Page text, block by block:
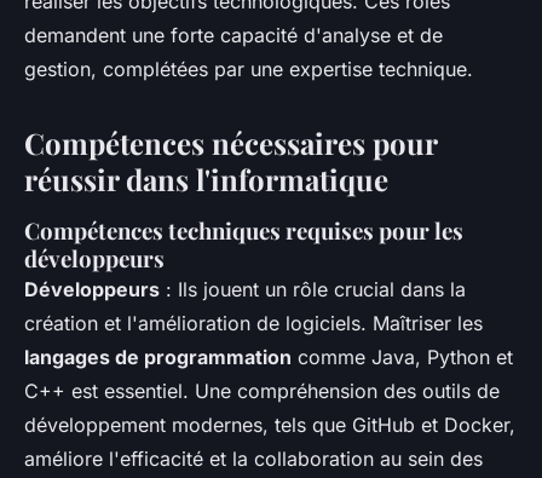
demandent une forte capacité d'analyse et de
gestion, complétées par une expertise technique.
Compétences nécessaires pour
réussir dans l'informatique
Compétences techniques requises pour les
développeurs
Développeurs : Ils jouent un rôle crucial dans la
création et l'amélioration de logiciels. Maîtriser les
langages de programmation comme Java, Python et
C++ est essentiel. Une compréhension des outils de
développement modernes, tels que GitHub et Docker,
améliore l'efficacité et la collaboration au sein des